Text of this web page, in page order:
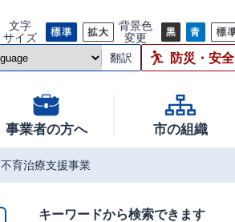
文字
サイズ
背景色
変更
翻訳
防災・安全
事業者の方へ 市の組織
不育治療支援事業
キーワードから検索できます